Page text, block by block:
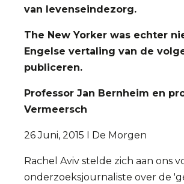
van levenseindezorg.
The New Yorker was echter
Engelse vertaling van de
publiceren.
Professor Jan Bernheim en
Vermeersch
26 Juni, 2015 I De Morgen
Rachel Aviv stelde zich aan ons
onderzoeksjournaliste over de